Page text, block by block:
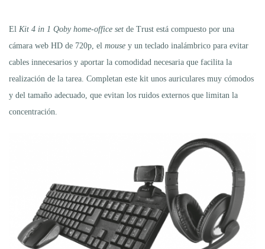
El Kit 4 in 1 Qoby home-office set de Trust está compuesto por una
cámara web HD de 720p, el mouse y un teclado inalámbrico para evitar
cables innecesarios y aportar la comodidad necesaria que facilita la
realización de la tarea. Completan este kit unos auriculares muy cómodos
y del tamaño adecuado, que evitan los ruidos externos que limitan la
concentración.